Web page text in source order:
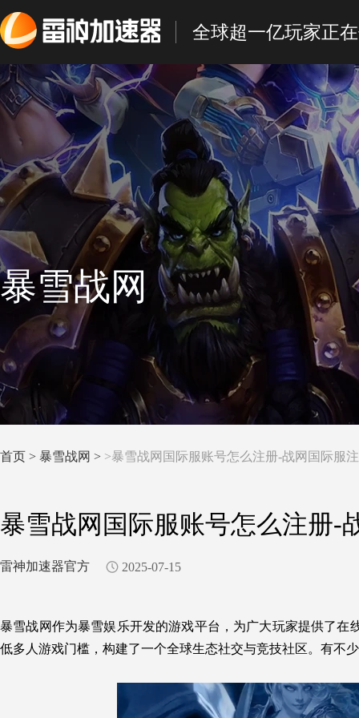
全球超一亿玩家正
暴雪战网
首页 > 暴雪战网 > >暴雪战网国际服账号怎么注册-战网国际服
暴雪战网国际服账号怎么注册-
雷神加速器官方 2025-07-15
暴雪战网作为暴雪娱乐开发的游戏平台，为广大玩家提供了
低多人游戏门槛 ， 构建了一个全球生态社交与竞技社区。有不